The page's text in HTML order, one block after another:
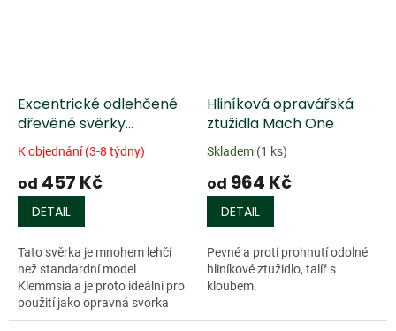
Excentrické odlehčené
dřevěné svěrky
Klemmsia®
K objednání (3-8 týdny)
od 457 Kč
DETAIL
Tato svěrka je mnohem lehčí
než standardní model
Klemmsia a je proto ideální pro
použití jako opravná svorka
nebo pro výrobu...
Hliníková opravářská
ztužidla Mach One
Skladem (1 ks)
od 964 Kč
DETAIL
Pevné a proti prohnutí odolné
hliníkové ztužidlo, talíř s
kloubem.